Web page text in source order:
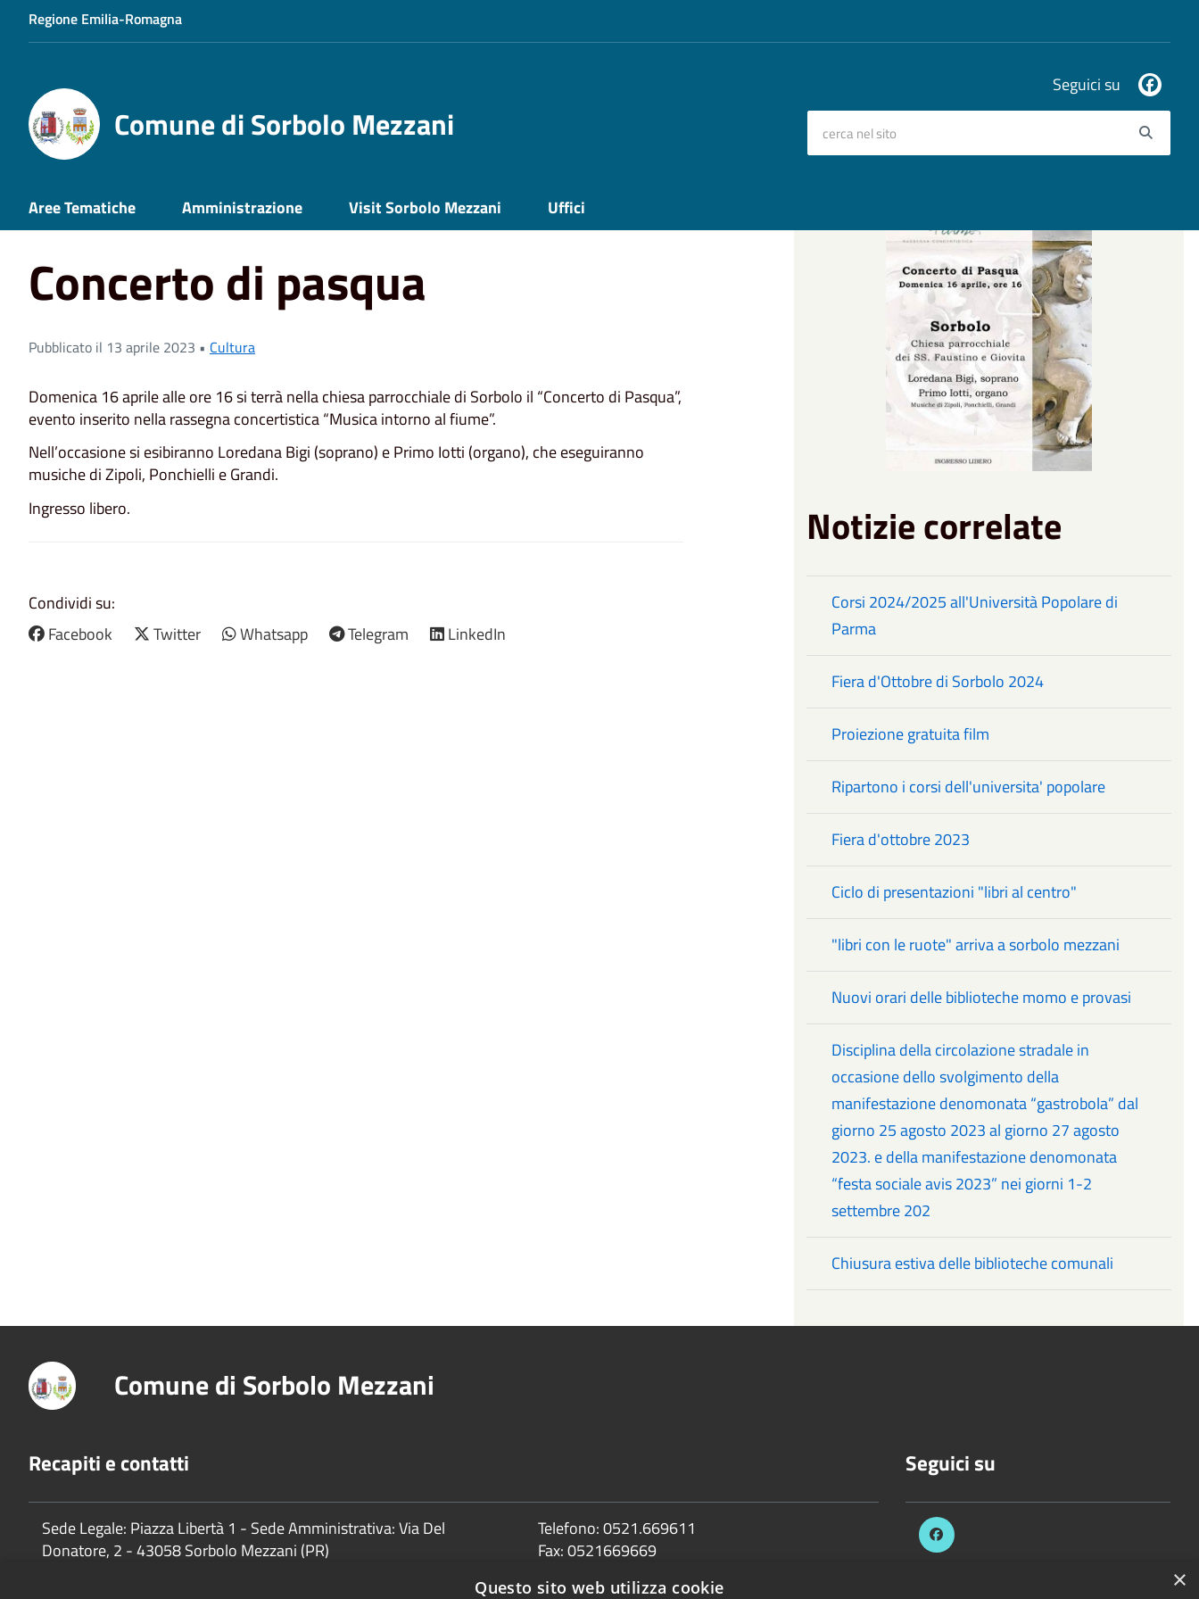
Regione Emilia-Romagna
Comune di Sorbolo Mezzani
Seguici su
Aree Tematiche Amministrazione Visit Sorbolo Mezzani Uffici
Home News Concerto di pasqua
Concerto di pasqua
Pubblicato il 13 aprile 2023 • Cultura
Domenica 16 aprile alle ore 16 si terrà nella chiesa parrocchiale di Sorbolo il “Concerto di Pasqua”,
evento inserito nella rassegna concertistica “Musica intorno al fiume”.
Nell’occasione si esibiranno Loredana Bigi (soprano) e Primo Iotti (organo), che eseguiranno
musiche di Zipoli, Ponchielli e Grandi.
Ingresso libero.
Condividi su:
Facebook
Twitter Whatsapp Telegram LinkedIn
Notizie correlate
Corsi 2024/2025 all'Università Popolare di
Parma
Fiera d'Ottobre di Sorbolo 2024
Proiezione gratuita film
Ripartono i corsi dell'universita' popolare
Fiera d'ottobre 2023
Ciclo di presentazioni "libri al centro"
"libri con le ruote" arriva a sorbolo mezzani
Nuovi orari delle biblioteche momo e provasi
Disciplina della circolazione stradale in
occasione dello svolgimento della
manifestazione denomonata “gastrobola” dal
giorno 25 agosto 2023 al giorno 27 agosto
2023. e della manifestazione denomonata
“festa sociale avis 2023” nei giorni 1-2
settembre 202
Chiusura estiva delle biblioteche comunali
Comune di Sorbolo Mezzani
Recapiti e contatti
Sede Legale: Piazza Libertà 1 - Sede Amministrativa: Via Del
Donatore, 2 - 43058 Sorbolo Mezzani (PR)
Telefono:0521.669611
Fax:0521669669
Seguici su
×
Questo sito web utilizza cookie